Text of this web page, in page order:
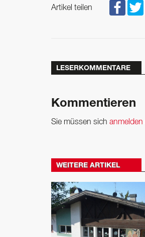
Artikel teilen
LESERKOMMENTARE
Kommentieren
Sie müssen sich anmelden
WEITERE ARTIKEL